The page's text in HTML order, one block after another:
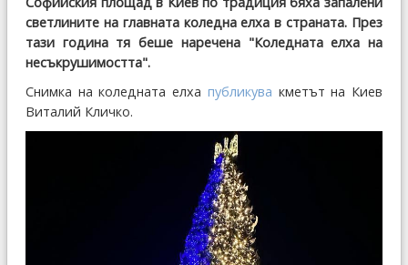
светлините на главната коледна елха в страната. През
тази година тя беше наречена "Коледната елха на
несъкрушимостта".
Снимка на коледната елха публикува кметът на Киев
Виталий Кличко.